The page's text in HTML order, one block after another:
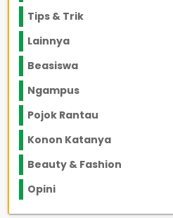
Tips & Trik
Lainnya
Beasiswa
Ngampus
Pojok Rantau
Konon Katanya
Beauty & Fashion
Opini